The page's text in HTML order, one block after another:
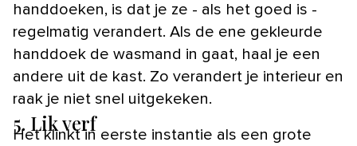
handdoeken, is dat je ze - als het goed is -
regelmatig verandert. Als de ene gekleurde
handdoek de wasmand in gaat, haal je een
andere uit de kast. Zo verandert je interieur en
raak je niet snel uitgekeken.
5. Lik verf
Het klinkt in eerste instantie als een grote